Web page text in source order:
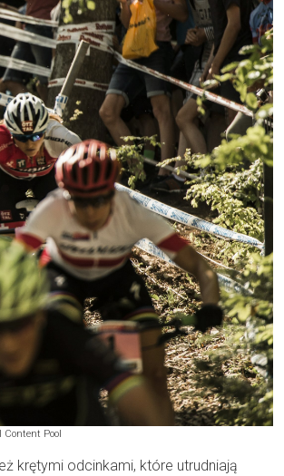
Pool
krętymi odcinkami, które utrudniają